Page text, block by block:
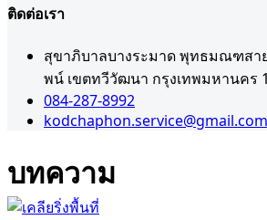
ติดต่อเรา
สุขาภิบาลบางระมาด พุทธมณฑสา
พน์ เขตทวีวัฒนา กรุงเทพมหานคร
084-287-8992
kodchaphon.service@gmail.com
บทความ